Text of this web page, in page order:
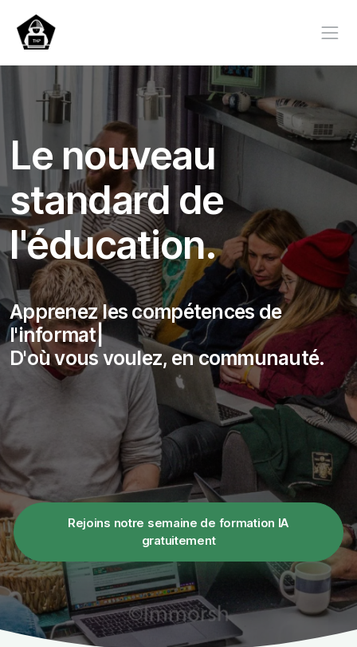
Le nouveau
standard de
l'éducation.
Apprenez les compétencesde
l'informatique,|
D'où vous voulez, en communauté.
Rejoins notre semaine de formation IA
gratuitement